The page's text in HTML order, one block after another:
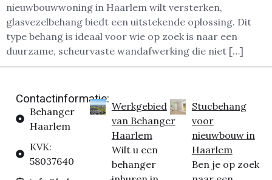
nieuwbouwwoning in Haarlem wilt versterken,
glasvezelbehang biedt een uitstekende oplossing. Dit
type behang is ideaal voor wie op zoek is naar een
duurzame, scheurvaste wandafwerking die niet […]
Contactinformatie:
Behanger
Haarlem
KVK:
58037640
Werkgebied
van Behanger
Haarlem
Wilt u een
behanger
Stucbehang
voor
nieuwbouw in
Haarlem
Ben je op zoek